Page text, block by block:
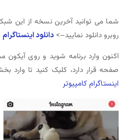
شما می توانید آخرین نسخه از این
روبرو دانلود نمایید–> دانلود اینستاگرام
اکنون وارد برنامه شوید و روی
صفحه قرار دارد، کلیک کنید تا وارد
اینستاگرام کامپیوتر